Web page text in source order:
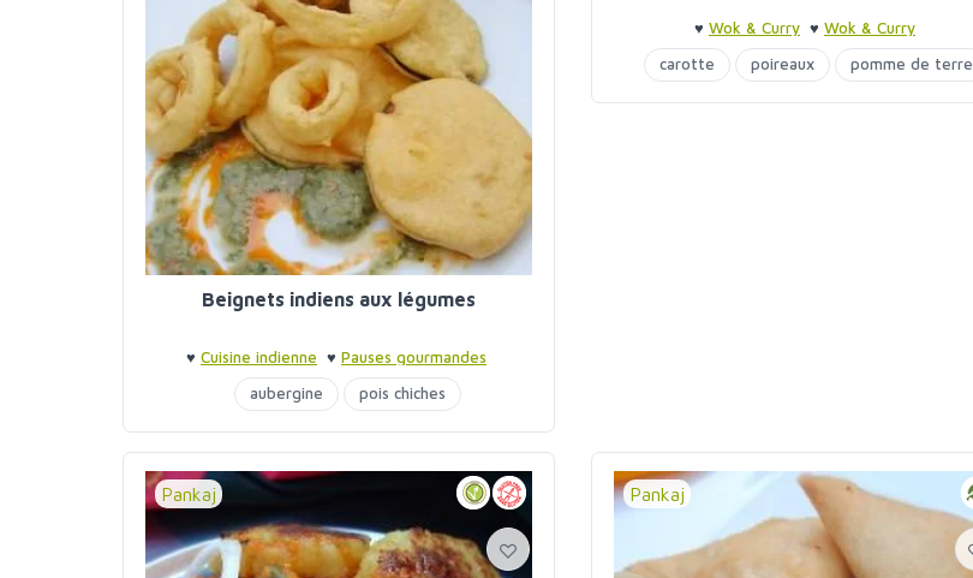
Beignets indiens aux légumes
♥ Cuisine indienne ♥ Pauses gourmandes
aubergine
pois chiches
pomme de terre
♥ Wok & Curry ♥ Wok & Curry
carotte
poireaux pomme de terre
tamari
Pankaj Pankaj